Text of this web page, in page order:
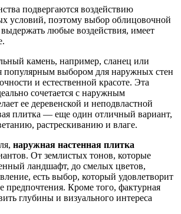
подвергаются воздействию
условий, поэтому выбор облицовочной
любые воздействия, имеет
камень, например, сланец или
популярным выбором для наружных стен
и естественной красоте. Эта
сочетается с наружным
ее деревенской и неподвластной
плитка — еще один отличный вариант,
растрескиванию и влаге.
наружная настенная плитка
От землистых тонов, которые
ландшафт, до смелых цветов,
есть выбор, который удовлетворит
предпочтения. Кроме того, фактурная
глубины и визуального интереса